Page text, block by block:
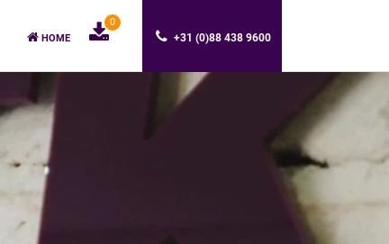
+31 (0)88 438 9600
HOME
0